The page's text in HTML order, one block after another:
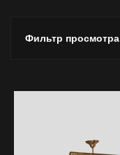
Фильтр просмотра